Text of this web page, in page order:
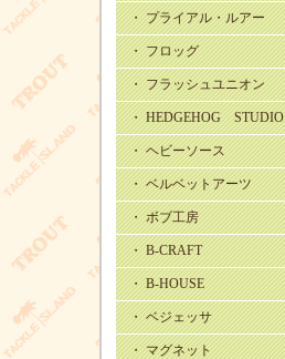
・ プライアル・ルアー
・ フロッグ
・ フラッシュユニオン
・ HEDGEHOG STUDIO
・ ヘビーソース
・ ベルベットアーツ
・ ボブ工房
・ B-CRAFT
・ B-HOUSE
・ ベジェッサ
・ マグネット